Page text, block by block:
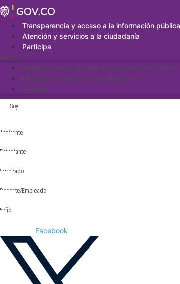
Saltar
al
contenidoTransparencia y acceso a la información pública
Atención y servicios a la ciudadanía
Participa
Menu
Transparencia y acceso a la información pública
Atención y servicios a la ciudadanía
Participa
Soy:
Aspirante
Estudiante
Egresado
Docente/Empleado
Niño
Facebook